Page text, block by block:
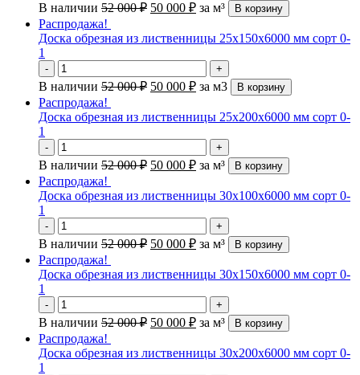
В наличии 52 000₽ 50 000 ₽ за м³ В корзину
Распродажа!
Доска обрезная из лиственницы 25х150х6000 мм сорт 0-
1
- +
В наличии 52 000₽ 50 000 ₽ за м3 В корзину
Распродажа!
Доска обрезная из лиственницы 25х200х6000 мм сорт 0-
1
- +
В наличии 52 000₽ 50 000 ₽ за м³ В корзину
Распродажа!
Доска обрезная из лиственницы 30х100х6000 мм сорт 0-
1
- +
В наличии 52 000₽ 50 000 ₽ за м³ В корзину
Распродажа!
Доска обрезная из лиственницы 30х150х6000 мм сорт 0-
1
- +
В наличии 52 000₽ 50 000 ₽ за м³ В корзину
Распродажа!
Доска обрезная из лиственницы 30х200х6000 мм сорт 0-
1